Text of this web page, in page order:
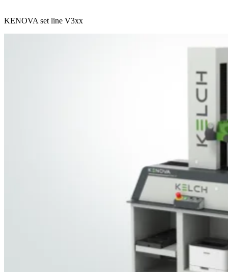
KENOVA set line V3xx